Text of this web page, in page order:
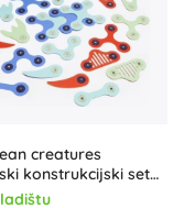
creatures
konstrukcijski set
u mraku